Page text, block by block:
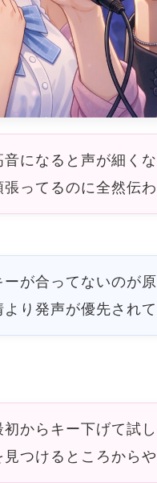
音になると声が細く
ってるのに全然伝
ーが合ってないのが
より発声が優先されて
初からキー下げて試
見つけるところからや